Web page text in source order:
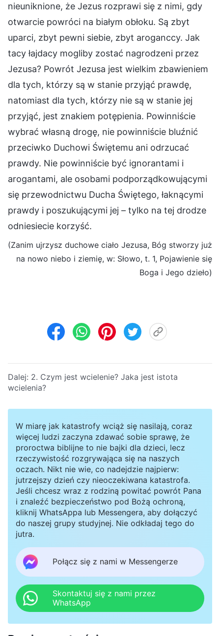
nieuniknione, że Jezus rozprawi się z nimi, gdy
otwarcie powróci na białym obłoku. Są zbyt
uparci, zbyt pewni siebie, zbyt aroganccy. Jak
tacy łajdacy mogliby zostać nagrodzeni przez
Jezusa? Powrót Jezusa jest wielkim zbawieniem
dla tych, którzy są w stanie przyjąć prawdę,
natomiast dla tych, którzy nie są w stanie jej
przyjąć, jest znakiem potępienia. Powinniście
wybrać własną drogę, nie powinniście bluźnić
przeciwko Duchowi Świętemu ani odrzucać
prawdy. Nie powinniście być ignorantami i
arogantami, ale osobami podporządkowującymi
się przewodnictwu Ducha Świętego, łaknącymi
prawdy i poszukującymi jej – tylko na tej drodze
odniesiecie korzyść.
(Zanim ujrzysz duchowe ciało Jezusa, Bóg stworzy już
na nowo niebo i ziemię, w: Słowo, t. 1, Pojawienie się
Boga i Jego dzieło)
Dalej: 2. Czym jest wcielenie? Jaka jest istota
wcielenia?
W miarę jak katastrofy wciąż się nasilają, coraz
więcej ludzi zaczyna zdawać sobie sprawę, że
proroctwa biblijne to nie bajki dla dzieci, lecz
rzeczywistość rozgrywająca się na naszych
oczach. Nikt nie wie, co nadejdzie najpierw:
jutrzejszy dzień czy nieoczekiwana katastrofa.
Jeśli chcesz wraz z rodziną powitać powrót Pana
i znaleźć bezpieczeństwo pod Bożą ochroną,
kliknij WhatsAppa lub Messengera, aby dołączyć
do naszej grupy studyjnej. Nie odkładaj tego do
jutra.
Połącz się z nami w Messengerze
Skontaktuj się z nami przez
WhatsApp